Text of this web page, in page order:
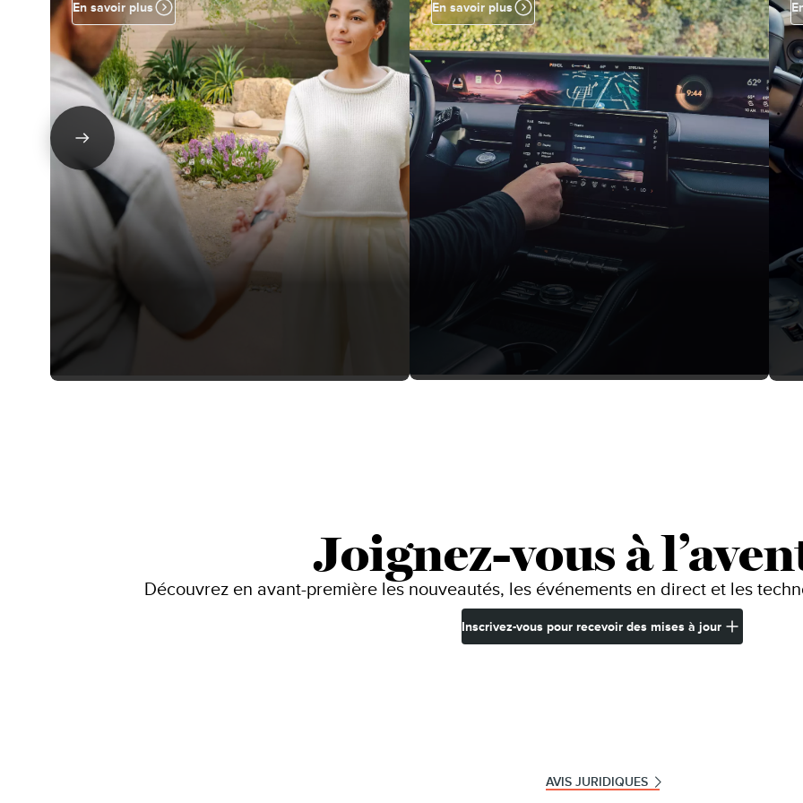
En savoir plus En savoir plus
Joignez-vous à
Découvrez en avant-première les nouveautés, les événements en direct et les
Inscrivez-vous pour recevoir des mises à jour
AVIS JURIDIQUES